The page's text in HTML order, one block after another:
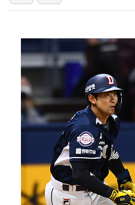
[ST포토] 이강인,
박미선, 큐브와 전